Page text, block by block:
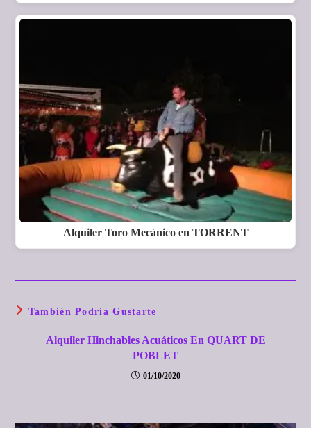
Alquiler Toro Mecánico en TORRENT
También Podría Gustarte
Alquiler Hinchables Acuáticos En QUART DE
POBLET
01/10/2020